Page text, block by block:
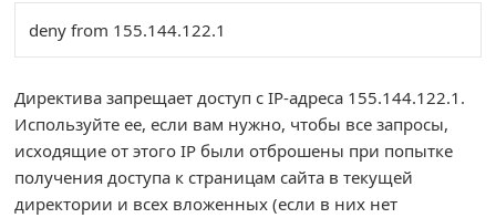
deny from 155.144.122.1
Директива запрещает доступ с IP-адреса 155.144.122.1.
Используйте ее, если вам нужно, чтобы все запросы,
исходящие от этого IP были отброшены при попытке
получения доступа к страницам сайта в текущей
директории и всех вложенных (если в них нет